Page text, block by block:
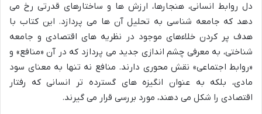
دل روابط انسانی، هنجارها، ارزش ها و ساختارهای قدرتی رخ می
دهد که جامعه شناسی به تحلیل آن ها می پردازد. این کتاب با
هدف پر کردن خلاءهای موجود در نظریه های اقتصادی و جامعه
شناختی، به معرفی چشم اندازی جدید می پردازد که در آن «منافع» و
«روابط اجتماعی» نقش محوری دارند. منافع نه تنها به معنای سود
مادی، بلکه به عنوان انگیزه های گسترده تر انسانی که رفتار
اقتصادی را شکل می دهند، مورد بررسی قرار می گیرند.